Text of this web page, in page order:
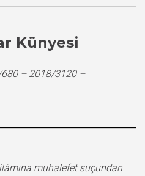
Künyesi
680 – 2018/3120 –
ilâmına muhalefet suçundan